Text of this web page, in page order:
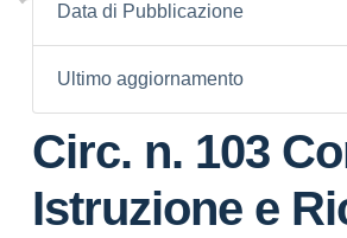
Data di Pubblicazione
Ultimo aggiornamento
Circ. n. 103
Istruzione e